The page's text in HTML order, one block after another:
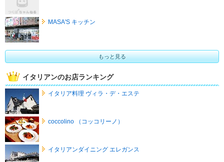
MASA'S キッチン
もっと見る
イタリアンのお店ランキング
イタリア料理 ヴィラ・デ・エステ
coccolino （コッコリーノ）
イタリアンダイニング エレガンス